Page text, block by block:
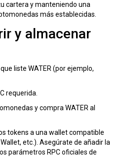
cartera y manteniendo una
más establecidas.
y almacenar
liste WATER (por ejemplo,
requerida.
y compra WATER al
tokens a una wallet compatible
etc.). Asegúrate de añadir la
parámetros RPC oficiales de